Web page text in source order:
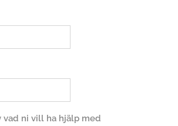
vad ni vill ha hjälp med